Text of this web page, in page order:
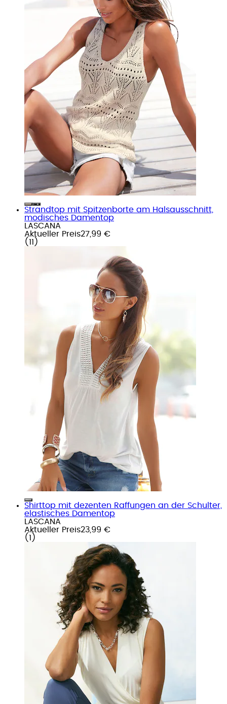
Strandtop mit Spitzenborte am Halsausschnitt,
modisches Damentop
LASCANA
Aktueller Preis27,99 €
( 11 )
Shirttop mit dezenten Raffungen an der Schulter,
elastisches Damentop
LASCANA
Aktueller Preis23,99 €
( 1 )